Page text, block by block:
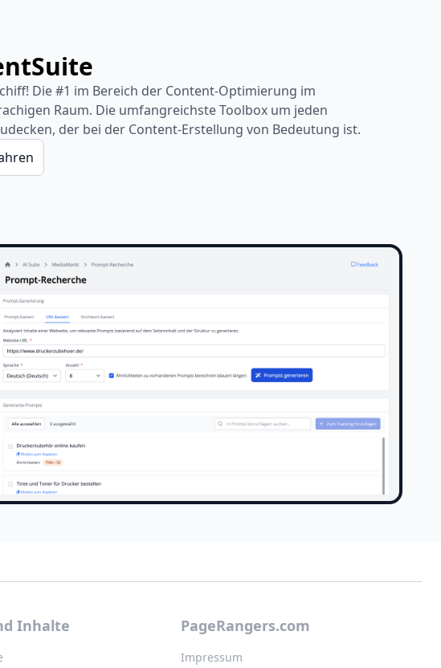
Die #1 im Bereich der Content-Optimierung im
Raum. Die umfangreichste Toolbox um jeden
der bei der Content-Erstellung von Bedeutung ist.
Inhalte PageRangers.com
Impressum